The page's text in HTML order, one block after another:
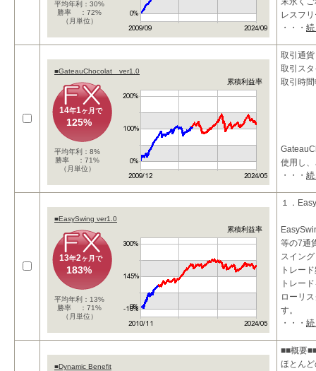
平均年利：30%
勝率 ：72%
（月単位）
レスフ
・・・
■GateauChocolat ver1.0
累積利益率
14年1ヶ月で
125%
平均年利：8%
勝率 ：71%
（月単位）
取引通
取引ス
取引時
使用し
リーエ
・長期
・・・
■EasySwing ver1.0
累積利益率
13年2ヶ月で
183%
平均年利：13%
勝率 ：71%
（月単位）
１．
等の7通
スイン
トレー
トレー
ローリ
す。
・・・
■Dynamic Benefit
■■概要
ほとん